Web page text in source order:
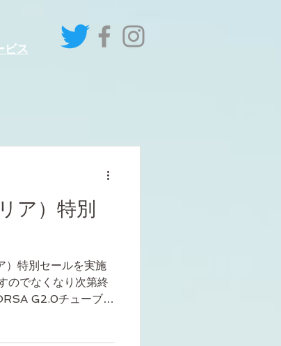
ビス
ア）特別
特別セールを実施
のでなくなり次第終
G2.0チューブラ